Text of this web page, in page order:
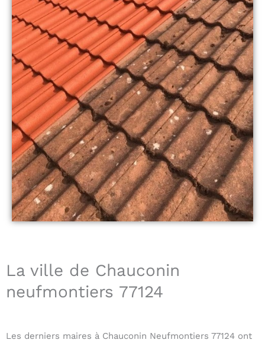
La ville de Chauconin
neufmontiers 77124
Les derniers maires à Chauconin Neufmontiers 77124 ont